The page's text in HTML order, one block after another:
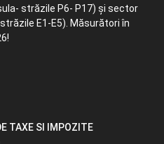
străzile P6- P17) și sector
E1-E5). Măsurători în
TAXE SI IMPOZITE